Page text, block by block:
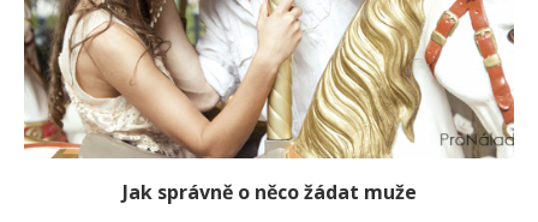
Jak správně o něco žádat muže